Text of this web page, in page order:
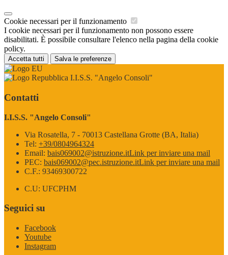
Cookie necessari per il funzionamento
I cookie necessari per il funzionamento non possono essere
disabilitati. È possibile consultare l'elenco nella pagina della cookie
policy.
Accetta tutti Salva le preferenze
I.I.S.S. "Angelo Consoli"
Contatti
I.I.S.S. "Angelo Consoli"
Via Rosatella, 7 - 70013 Castellana Grotte (BA, Italia)
Tel: +39/0804964324
Email: bais069002@istruzione.itLink per inviare una mail
PEC: bais069002@pec.istruzione.itLink per inviare una mail
C.F.: 93469300722
C.U: UFCPHM
Seguici su
Facebook
Youtube
Instagram